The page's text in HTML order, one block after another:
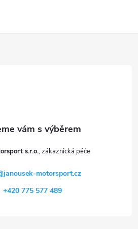
s.r.o.
janousek-motorsport.cz
+420 775 577 489